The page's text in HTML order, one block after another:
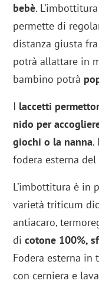
bebè.
permette di
distanza giusta
potrà allattare in
bambino potrà
I laccetti
nido per
giochi o la nanna.
fodera esterna
L’imbottitura è in
varietà triticum
antiacaro,
dicotone 100%,
Fodera esterna in
con cerniera e